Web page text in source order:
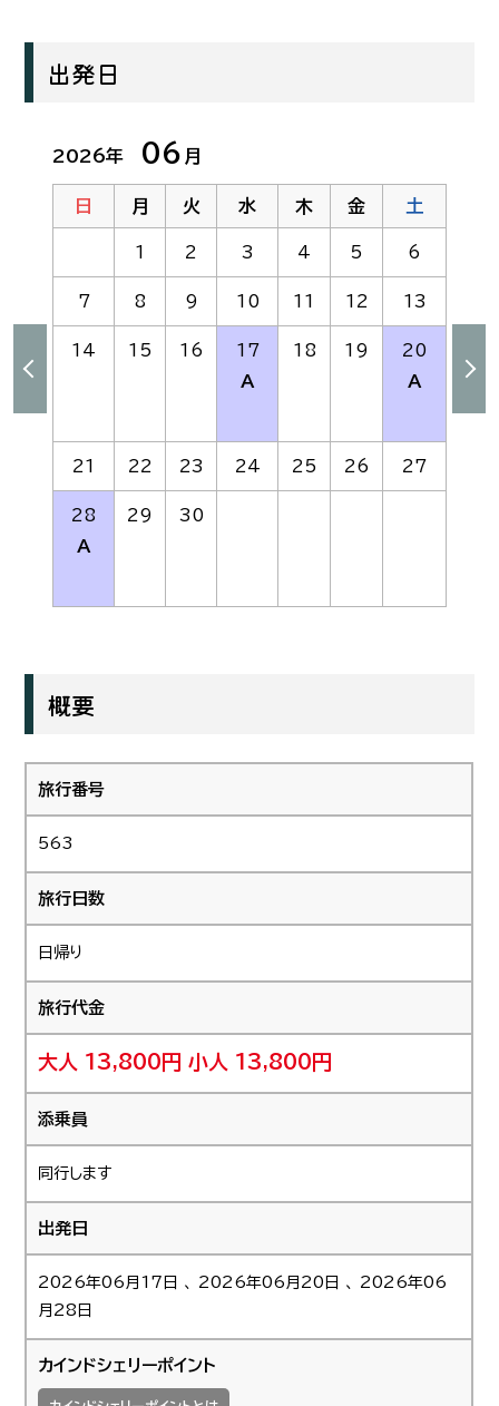
出発日
2026年 06 月
日 月 火 水 木 金 土
1 2 3 4 5 6
7 8 9 10 11 12 13
14 15 16 17
A
18 19 20
A
21 22 23 24 25 26 27
28
A
29 30
概要
旅行番号
563
旅行日数
日帰り
旅行代金
大人 13,800円小人 13,800円
添乗員
同行します
出発日
2026年06月17日 、 2026年06月20日 、 2026年06
月28日
カインドシェリーポイント